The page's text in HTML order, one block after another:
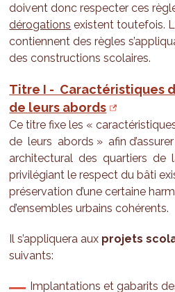
doivent donc respecter ces
dérogations existent toutefois.
contiennent des règles
des constructions scolaires.
Titre I - Caractéristiques
de leurs abords
Ce titre fixe les «
de leurs abords » afin
architectural des quartiers de
privilégiant le respect du bâti
préservation d’une certaine
d’ensembles urbains cohérents.
Il s’appliquera aux projets
suivants:
Implantations et gabarits